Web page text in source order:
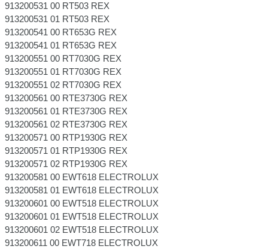
913200531 00 RT503 REX
913200531 01 RT503 REX
913200541 00 RT653G REX
913200541 01 RT653G REX
913200551 00 RT7030G REX
913200551 01 RT7030G REX
913200551 02 RT7030G REX
913200561 00 RTE3730G REX
913200561 01 RTE3730G REX
913200561 02 RTE3730G REX
913200571 00 RTP1930G REX
913200571 01 RTP1930G REX
913200571 02 RTP1930G REX
913200581 00 EWT618 ELECTROLUX
913200581 01 EWT618 ELECTROLUX
913200601 00 EWT518 ELECTROLUX
913200601 01 EWT518 ELECTROLUX
913200601 02 EWT518 ELECTROLUX
913200611 00 EWT718 ELECTROLUX